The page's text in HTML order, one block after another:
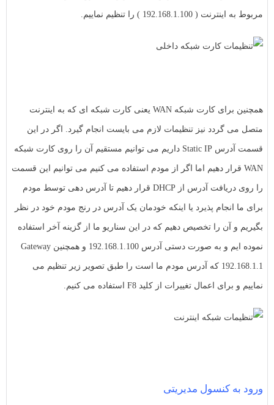
مربوط به اینترنت ( 192.168.1.100 ) را تنظیم نماییم.
همچنین برای کارت شبکه WAN یعنی کارت شبکه ای که به اینترنت
متصل می گردد نیز تنظیمات لازم می بایست انجام گیرد. اگر در این
قسمت آدرس Static IP داریم می توانیم مستقیم آن را روی کارت شبکه
WAN قرار دهیم اما اگر از مودم استفاده می کنیم می توانیم این قسمت
را روی دریافت آدرس از DHCP قرار دهیم تا آدرس دهی توسط مودم
برای ما انجام پذیرد یا اینکه خودمان یک آدرس در رنج مودم خود در نظر
بگیریم و آن را تخصیص دهیم که در این سناریو ما از گزینه آخر استفاده
نموده ایم و به صورت دستی آدرس 192.168.1.100 و همچنین Gateway
192.168.1.1 که آدرس مودم ما است را طبق تصویر زیر تنظیم می
نماییم و برای اعمال تغییرات از کلید F8 استفاده می کنیم.
ورود به کنسول مدیریتی